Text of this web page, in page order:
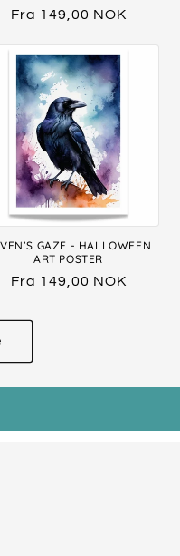
Vanlig
Fra 149,00 NOK
GAZE - HALLOWEEN
ART POSTER
Vanlig
Fra 149,00 NOK